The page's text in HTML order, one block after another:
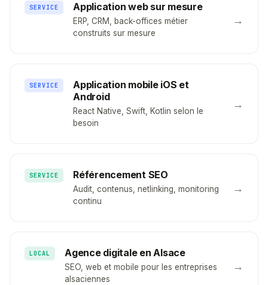
SERVICE Application web sur mesure
ERP, CRM, back-offices métier
construits sur mesure
→
SERVICE
Application mobile iOS et
Android
React Native, Swift, Kotlin selon le
besoin
→
SERVICE Référencement SEO
Audit, contenus, netlinking, monitoring
continu
→
LOCAL Agence digitale en Alsace
SEO, web et mobile pour les entreprises
alsaciennes
→